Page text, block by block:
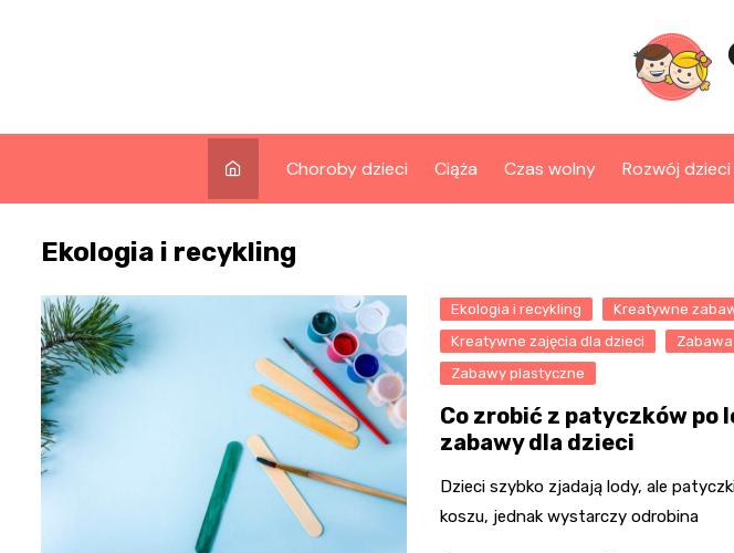
Choroby dzieci Ciąża Czas wolny Rozwój dzieci
Ekologia i recykling
Ekologia i recykling
Kreatywne
Kreatywne zajęcia dla dzieci
Zabawa
Zabawy plastyczne
Co zrobić z patyczków po
zabawy dla dzieci
Dzieci szybko zjadają lody, ale
koszu, jednak wystarczy odrobina